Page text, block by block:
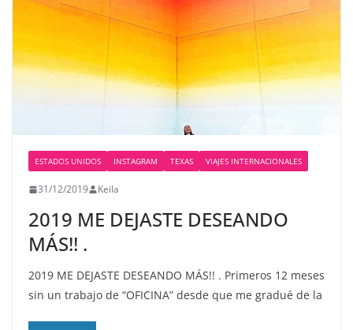
ESTADOS UNIDOS INSTAGRAM TEXAS VIAJES INTERNACIONALES
31/12/2019 Keila
2019 ME DEJASTE DESEANDO
MÁS!! .
2019 ME DEJASTE DESEANDO MÁS!! . Primeros 12 meses
sin un trabajo de “OFICINA” desde que me gradué de la